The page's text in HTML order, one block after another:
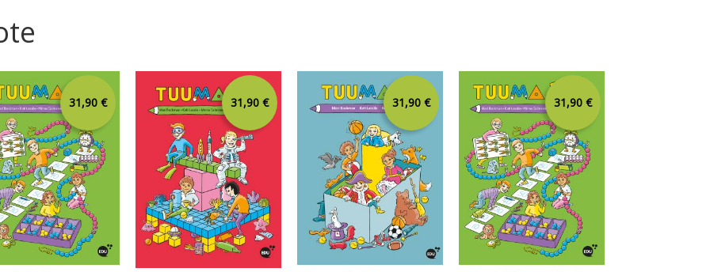
31,90 € 31,90 € 31,90 € 31,90 €